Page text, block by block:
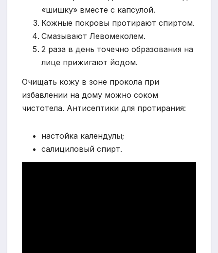
«шишку» вместе с капсулой.
Кожные покровы протирают спиртом.
Смазывают Левомеколем.
2 раза в день точечно образования на
лице прижигают йодом.
Очищать кожу в зоне прокола при
избавлении на дому можно соком
чистотела. Антисептики для протирания:
настойка календулы;
салициловый спирт.